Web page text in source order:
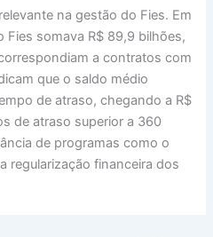
na gestão do Fies. Em
Fies somava R$ 89,9 bilhões,
a contratos com
que o saldo médio
de atraso, chegando a R$
de atraso superior a 360
de programas como o
regularização financeira dos